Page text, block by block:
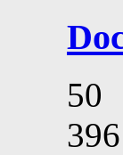
50
396